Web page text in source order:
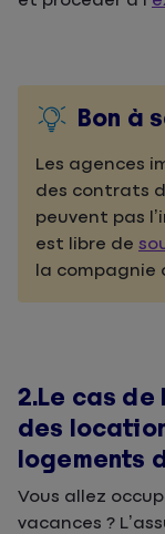
Bon à
Les agences
des contrats
peuvent pas
est libre de
la compagnie
2.Le cas
des
logements
Vous allez
vacances ?